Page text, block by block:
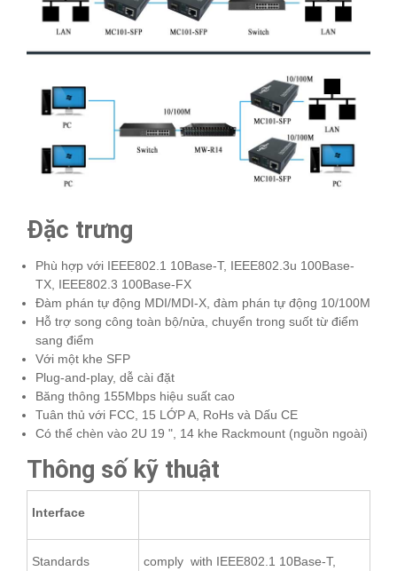
Đặc trưng
Phù hợp với IEEE802.1 10Base-T, IEEE802.3u 100Base-
TX, IEEE802.3 100Base-FX
Đàm phán tự động MDI/MDI-X, đàm phán tự động 10/100M
Hỗ trợ song công toàn bộ/nửa, chuyển trong suốt từ điểm
sang điểm
Với một khe SFP
Plug-and-play, dễ cài đặt
Băng thông 155Mbps hiệu suất cao
Tuân thủ với FCC, 15 LỚP A, RoHs và Dấu CE
Có thể chèn vào 2U 19 ", 14 khe Rackmount (nguồn ngoài)
Thông số kỹ thuật
Interface
Standards comply with IEEE802.1 10Base-T,